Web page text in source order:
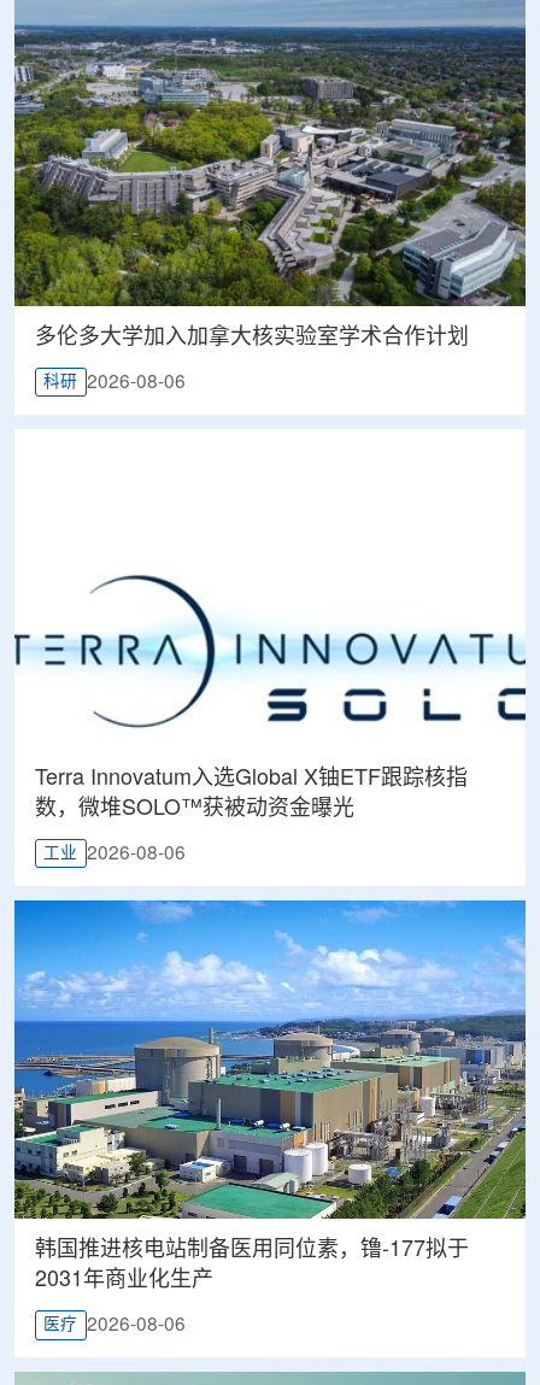
多伦多大学加入加拿大核实验室学术合作计划
科研 2026-08-06
Terra Innovatum入选Global X铀ETF跟踪核指
数，微堆SOLO™获被动资金曝光
工业 2026-08-06
韩国推进核电站制备医用同位素，镥-177拟于
2031年商业化生产
医疗 2026-08-06